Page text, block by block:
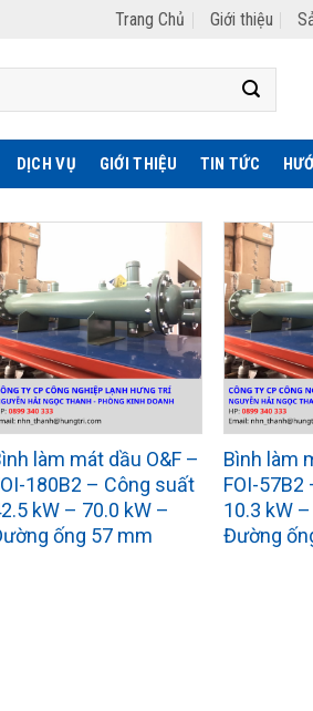
Trang Chủ Giới thiệu
DỊCH VỤ GIỚI THIỆU TIN TỨC
làm mát dầu O&F –
180B2 – Công suất
kW – 70.0 kW –
ống 57 mm
Bình làm
FOI-
10.3 kW
Đường